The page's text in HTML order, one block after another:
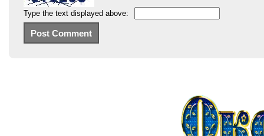
Type the text displayed above: